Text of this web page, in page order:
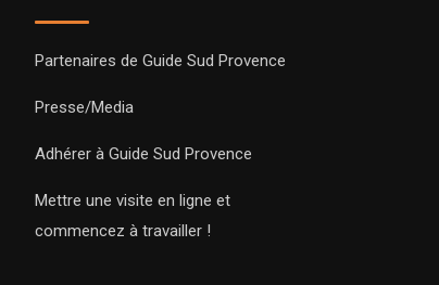
Partenaires de Guide Sud Provence
Presse/Media
Adhérer à Guide Sud Provence
Mettre une visite en ligne et
commencez à travailler !